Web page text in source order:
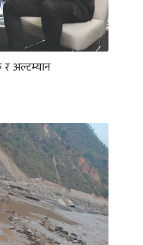
अल्टम्यान